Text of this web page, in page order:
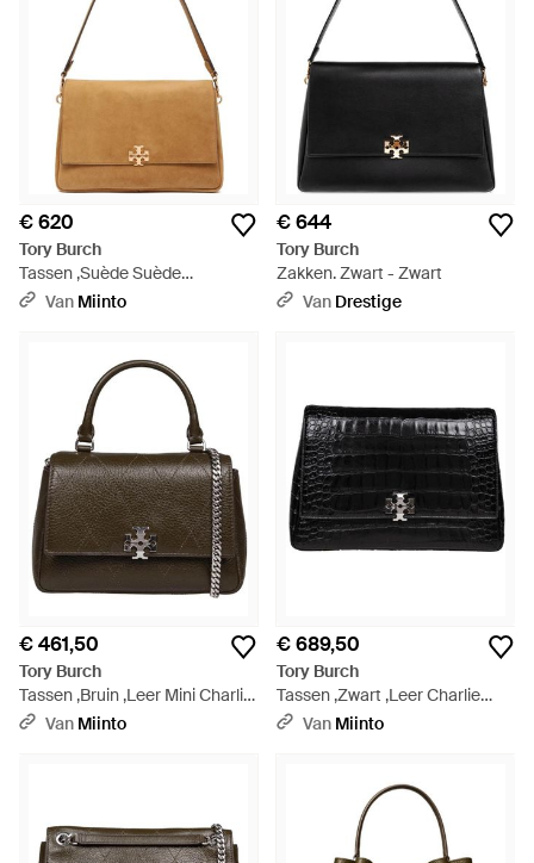
€ 620
Tory Burch
Tassen ,Suède Suède
Schoudertas - Bruin
Van Miinto
€ 644
Tory Burch
Zakken. Zwart - Zwart
Van Drestige
€ 461,50
Tory Burch
Tassen ,Bruin ,Leer Mini Charlie
Quilted Top-Handle Crossbody
Van Miinto
€ 689,50
Tory Burch
Tassen ,Zwart ,Leer Charlie
Schoudertas Met
Van Miinto